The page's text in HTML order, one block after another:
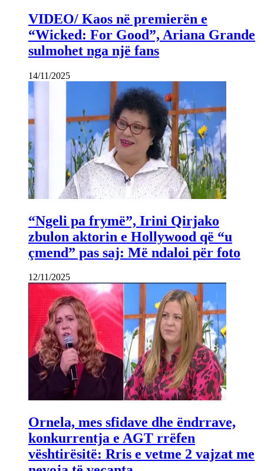
VIDEO/ Kaos në premierën e
“Wicked: For Good”, Ariana Grande
sulmohet nga një fans
14/11/2025
“Ngeli pa frymë”, Irini Qirjako
zbulon aktorin e Hollywood që “u
çmend” pas saj: Më ndaloi për foto
12/11/2025
Ornela, mes sfidave dhe ëndrrave,
konkurrentja e AGT rrëfen
vështirësitë: Rris e vetme 2 vajzat me